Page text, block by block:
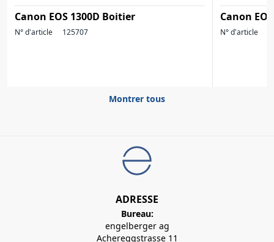
Canon EOS 1300D Boitier
N° d'article 125707
Canon
N° d'article
Montrer tous
ADRESSE
Bureau:
engelberger ag
Achereggstrasse 11